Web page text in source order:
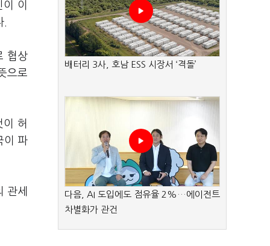
이
.
협상
으로
허
이 파
관세
배터리 3사, 호남 ESS 시장서 ‘격돌’
다음, AI 도입에도 점유율 2%…에이전트
차별화가 관건